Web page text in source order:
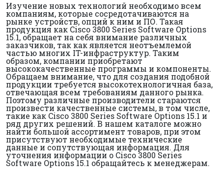
Изучение новых технологий необходимо всем
компаниям, которые сосредотачиваются на
рынке устройств, опций к ним и ПО. Такая
продукция как Cisco 3800 Series Software Options
15.1, обращает на себя внимание различных
заказчиков, так как является неотъемлемой
частью многих IT-инфраструктур. Таким
образом, компании приобретают
высококачественные программы и компоненты.
Обращаем внимание, что для создания подобной
продукции требуется высокотехнологичная база,
отвечающая всем требованиям данного рынка.
Поэтому различные производители стараются
произвести качественные системы, в том числе,
такие как Cisco 3800 Series Software Options 15.1 и
ряд других решений. В нашем каталоге можно
найти большой ассортимент товаров, при этом
присутствуют необходимые технические
данные и сопутствующая информация. Для
уточнения информации о Cisco 3800 Series
Software Options 15.1 обращайтесь к менеджерам.